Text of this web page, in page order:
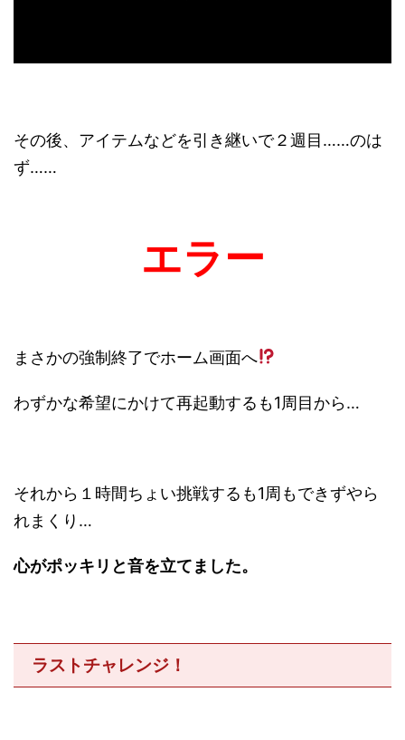
その後、アイテムなどを引き継いで２週目……のは
ず……
エラー
まさかの強制終了でホーム画面へ
わずかな希望にかけて再起動するも1周目から…
それから１時間ちょい挑戦するも1周もできずやら
れまくり…
心がポッキリと音を立てました。
ラストチャレンジ！